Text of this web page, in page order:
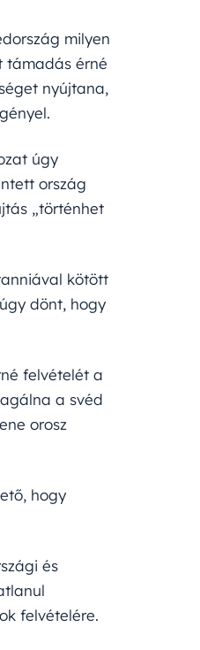
milyen
támadás érné
nyújtana,
úgy
ország
„történhet
kötött
dönt, hogy
felvételét a
a svéd
orosz
hogy
és
felvételére.